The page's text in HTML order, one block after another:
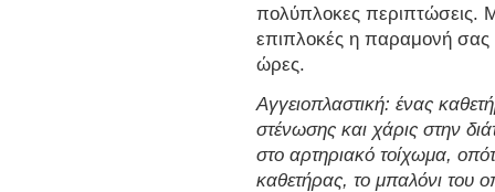
πολύπλοκες περιπτώσεις.
επιπλοκές η παραμονή σας
ώρες.
Αγγειοπλαστική: ένας
στένωσης και χάρις στην
στο αρτηριακό τοίχωμα,
καθετήρας, το μπαλόνι του